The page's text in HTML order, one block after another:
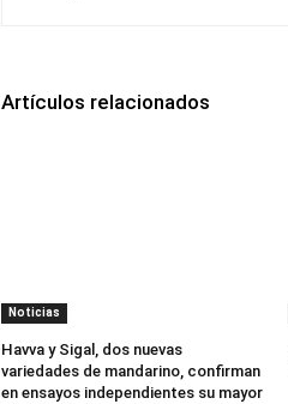
Artículos relacionados
Noticias
Havva y Sigal, dos nuevas
variedades de mandarino, confirman
en ensayos independientes su mayor